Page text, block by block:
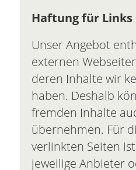
Haftung für Links
Unser Angebot
externen
deren Inhalte wir
haben. Deshalb
fremden Inhalte
übernehmen. Für
verlinkten Seiten
jeweilige Anbieter